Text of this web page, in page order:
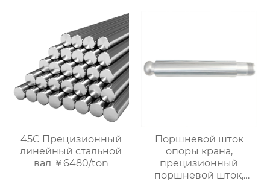
45C Прецизионный
линейный стальной
вал ￥6480/ton
Поршневой шток
опоры крана,
прецизионный
поршневой шток,